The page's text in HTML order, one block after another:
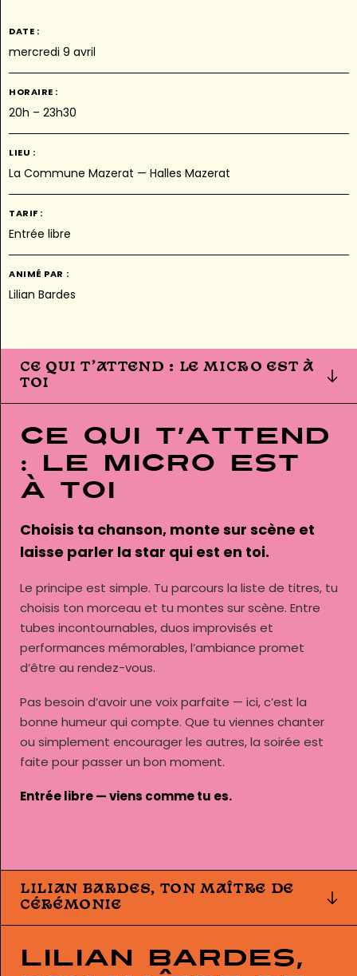
DATE :
mercredi 9 avril
HORAIRE :
20h – 23h30
LIEU :
La Commune Mazerat — Halles Mazerat
TARIF :
Entrée libre
ANIMÉ PAR :
Lilian Bardes
CE QUI T’ATTEND : LE MICRO EST À
TOI
Ce qui t’attend
: le micro est
à toi
Choisis ta chanson, monte sur scène et
laisse parler la star qui est en toi.
Le principe est simple. Tu parcours la liste de titres, tu
choisis ton morceau et tu montes sur scène. Entre
tubes incontournables, duos improvisés et
performances mémorables, l’ambiance promet
d’être au rendez-vous.
Pas besoin d’avoir une voix parfaite — ici, c’est la
bonne humeur qui compte. Que tu viennes chanter
ou simplement encourager les autres, la soirée est
faite pour passer un bon moment.
Entrée libre — viens comme tu es.
LILIAN BARDES, TON MAÎTRE DE
CÉRÉMONIE
Lilian Bardes,